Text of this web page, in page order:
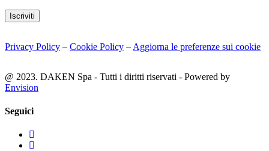
Iscriviti
Privacy Policy – Cookie Policy – Aggiorna le preferenze sui cookie
@ 2023. DAKEN Spa - Tutti i diritti riservati - Powered by
Envision
Seguici